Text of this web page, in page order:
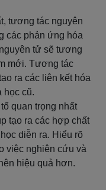
tương tác nguyên
các phản ứng hóa
tử sẽ tương
mới. Tương tác
ra các liên kết hóa
học cũ.
quan trọng nhất
tạo ra các hợp chất
diễn ra. Hiểu rõ
việc nghiên cứu và
hiệu quả hơn.